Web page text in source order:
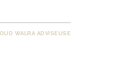
WALRA ADVISEUSE